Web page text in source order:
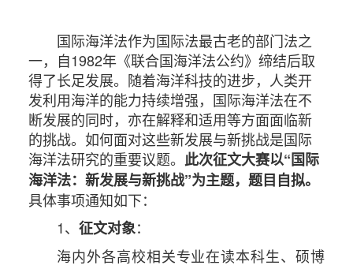
国际海洋法作为国际法最古老的部门法之
一，自1982年《联合国海洋法公约》缔结后取
得了长足发展。随着海洋科技的进步，人类开
发利用海洋的能力持续增强，国际海洋法在不
断发展的同时，亦在解释和适用等方面面临新
的挑战。如何面对这些新发展与新挑战是国际
海洋法研究的重要议题。 此次征文大赛以“国际
海洋法：新发展与新挑战”为主题，题目自拟。
具体事项通知如下：
1、 征文对象：
海内外各高校相关专业在读本科生、硕博